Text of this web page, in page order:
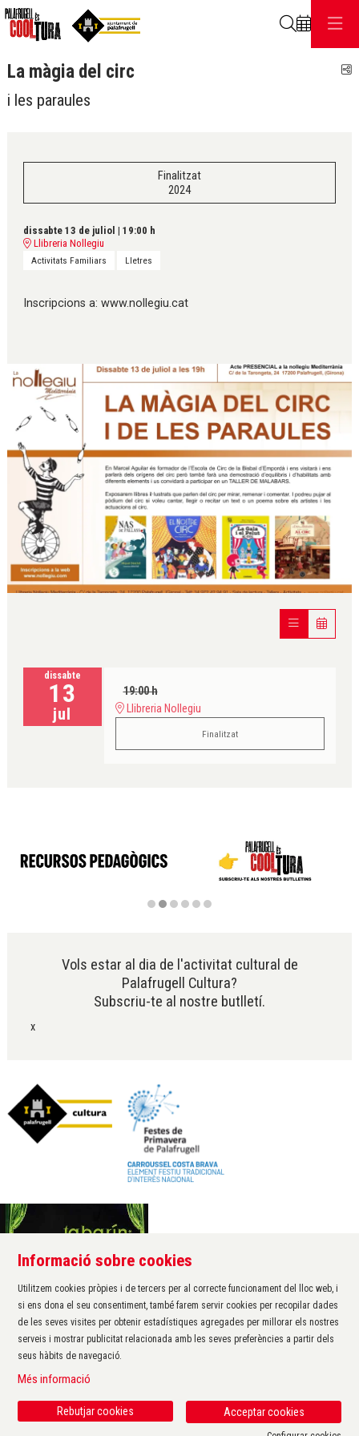
La màgia del circ
i les paraules
Finalitzat
2024
dissabte 13 de juliol | 19:00 h
Llibreria Nollegiu
Activitats Familiars Lletres
Inscripcions a: www.nollegiu.cat
dissabte
13
jul
19:00 h
Llibreria Nollegiu
Finalitzat
Vols estar al dia de l'activitat cultural de
Palafrugell Cultura?
Subscriu-te al nostre butlletí.
x
Àrea de cultura de l'Ajuntament de Palafrugell
Carrer Santa Margarida, 1
17200 Palafrugell
972 611 172 ·
cultura@palafrugell.cat
Sitemap | Avís Legal
Informació sobre cookies
Utilitzem cookies pròpies i de tercers per al correcte funcionament del lloc web, i
si ens dona el seu consentiment, també farem servir cookies per recopilar dades
de les seves visites per obtenir estadístiques agregades per millorar els nostres
serveis i mostrar publicitat relacionada amb les seves preferències a partir dels
seus hàbits de navegació.
Més informació
Acceptar cookies
Rebutjar cookies